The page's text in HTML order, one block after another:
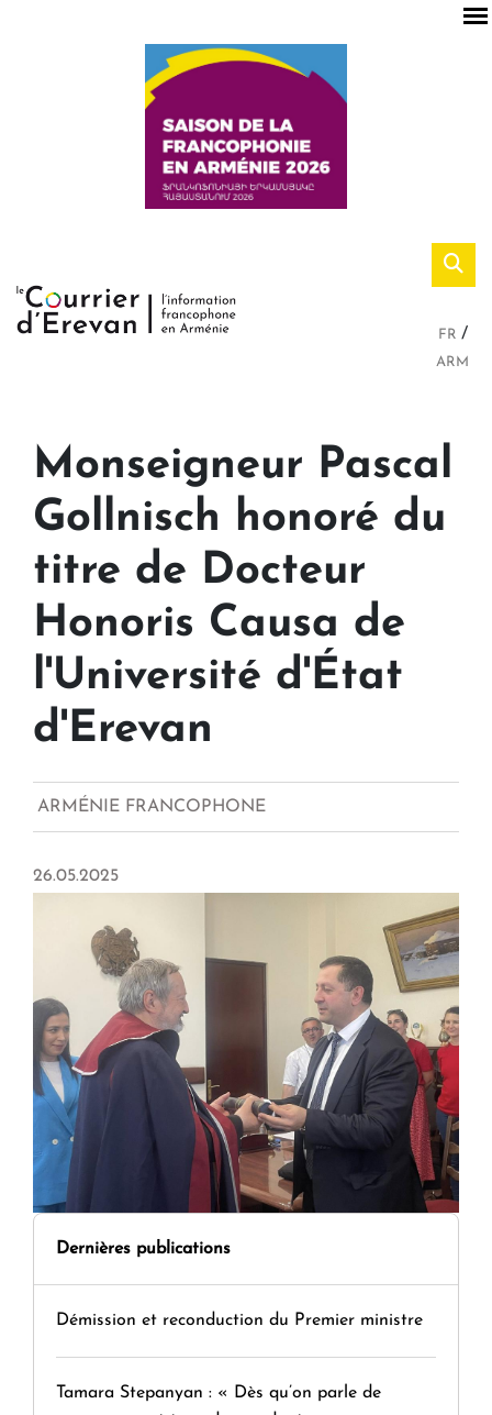
FR
ARM
Monseigneur Pascal
Gollnisch honoré du
titre de Docteur
Honoris Causa de
l'Université d'État
d'Erevan
ARMÉNIE FRANCOPHONE
26.05.2025
Dernières publications
Démission et reconduction du Premier ministre
Tamara Stepanyan : « Dès qu’on parle de